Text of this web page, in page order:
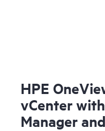
HPE
vCenter
Manager